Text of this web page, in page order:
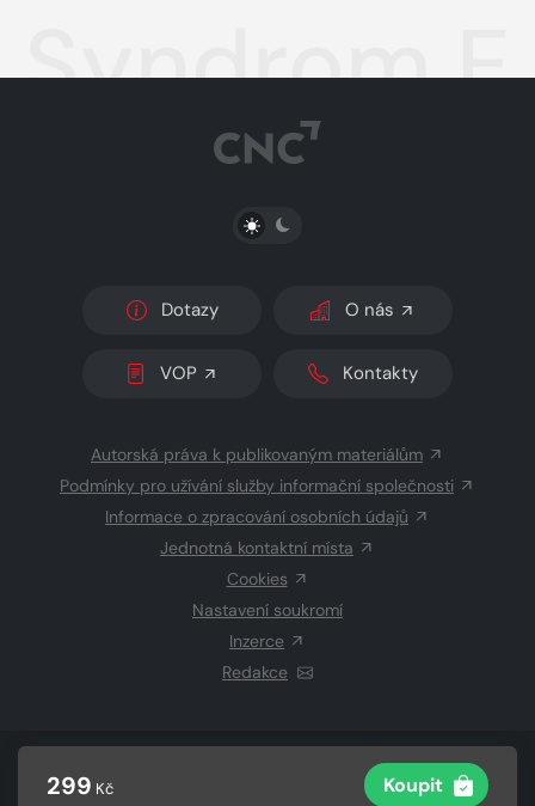
299 Kč Koupit
Syndrom E
PŘEPNOUT SVĚTLÝ/TMAVÝ REŽIM
Dotazy O nás
VOP Kontakty
Autorská práva k publikovaným materiálům
Podmínky pro užívání služby informační společnosti
Informace o zpracování osobních údajů
Jednotná kontaktní místa
Cookies
Nastavení soukromí
Inzerce
Redakce
CZECH NEWS CENTER a.s.a dodavatelé